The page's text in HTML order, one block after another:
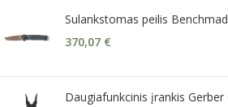
Sulankstomas peilis
370,07 €
Daugiafunkcinis įrankis